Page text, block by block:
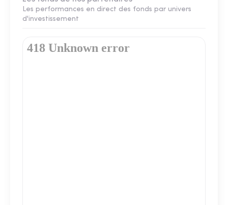
Les performances en direct des fonds par univers
d'investissement